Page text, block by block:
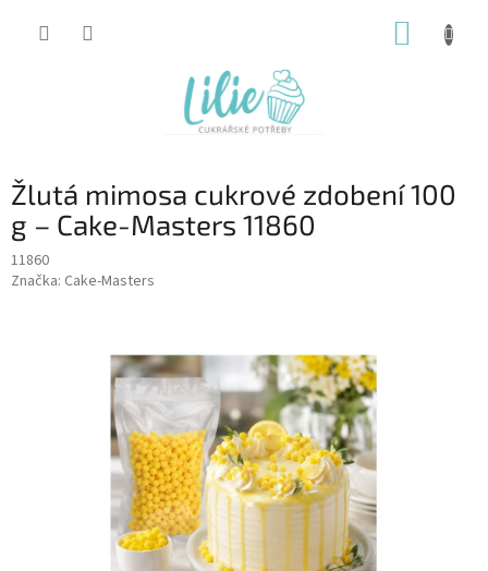
Žlutá mimosa cukrové zdobení 100
g – Cake-Masters 11860
11860
Značka: Cake-Masters